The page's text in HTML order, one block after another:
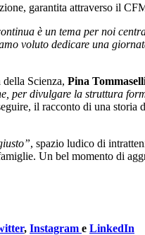
garantita attraverso il
è un tema per noi
voluto dedicare una
Scienza, Pina
per divulgare la struttura
il racconto di una storia
, spazio ludico di
Un bel momento di
, Instagram e LinkedIn